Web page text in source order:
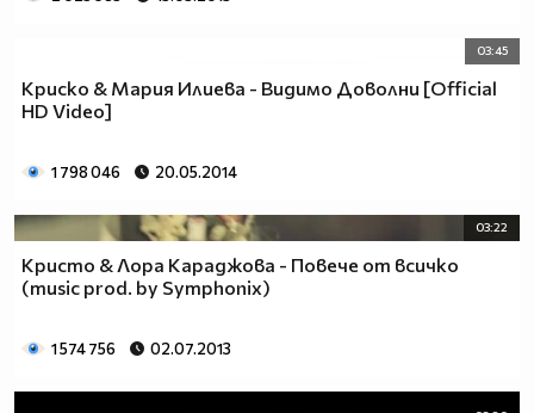
03:45
Криско & Мария Илиева - Видимо Доволни [Official
HD Video]
1 798 046 20.05.2014
03:22
Кристо & Лора Караджова - Повече от всичко
(music prod. by Symphonix)
1 574 756 02.07.2013